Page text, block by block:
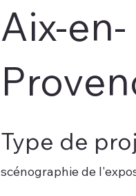
Aix-en-
Type de
scénographie de